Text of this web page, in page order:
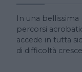
In una
percorsi
accede in tutta
di difficoltà